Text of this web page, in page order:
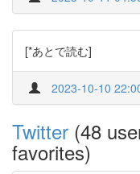
[*あとで読む]
2023-10-10
Twitter (48
favorites)